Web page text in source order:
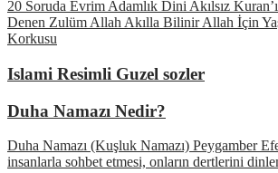
20 Soruda Evrim Adamlık Dini Akılsız
Denen Zulüm Allah Akılla Bilinir Allah İçin
Korkusu
Islami Resimli Guzel sozler
Duha Namazı Nedir?
Duha Namazı (Kuşluk Namazı) Peygamber
insanlarla sohbet etmesi, onların dertlerini